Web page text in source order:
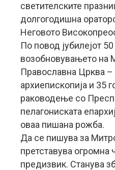
светителските
долгогодишна
Неговото
По повод јубилејот
возобновувањето на
Православна Црква
архиепископија и 35
раководење со
пелагониската
оваа пишана рожба.
Да се пишува за
претставува огромна
предизвик. Станува